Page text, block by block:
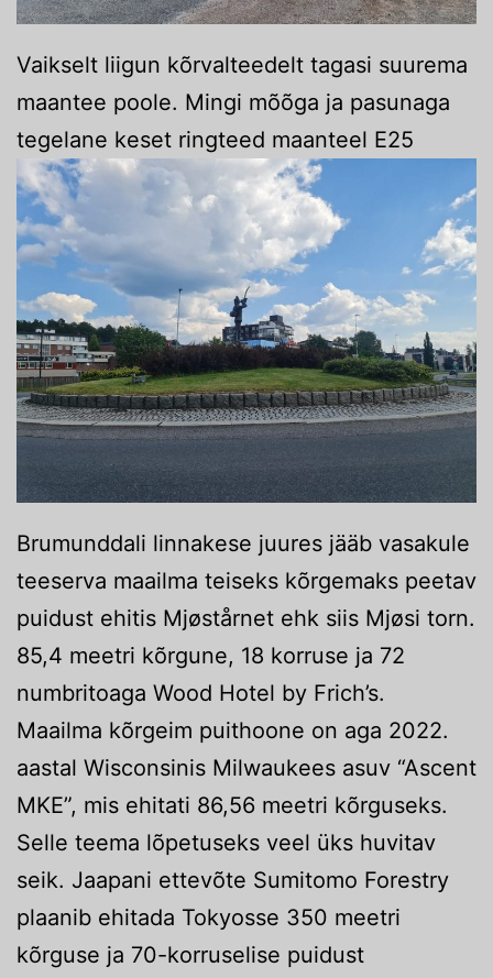
Vaikselt liigun kõrvalteedelt tagasi suurema
maantee poole. Mingi mõõga ja pasunaga
tegelane keset ringteed maanteel E25
Brumunddali linnakese juures jääb vasakule
teeserva maailma teiseks kõrgemaks peetav
puidust ehitis Mjøstårnet ehk siis Mjøsi torn.
85,4 meetri kõrgune, 18 korruse ja 72
numbritoaga Wood Hotel by Frich’s.
Maailma kõrgeim puithoone on aga 2022.
aastal Wisconsinis Milwaukees asuv “Ascent
MKE”, mis ehitati 86,56 meetri kõrguseks.
Selle teema lõpetuseks veel üks huvitav
seik. Jaapani ettevõte Sumitomo Forestry
plaanib ehitada Tokyosse 350 meetri
kõrguse ja 70-korruselise puidust